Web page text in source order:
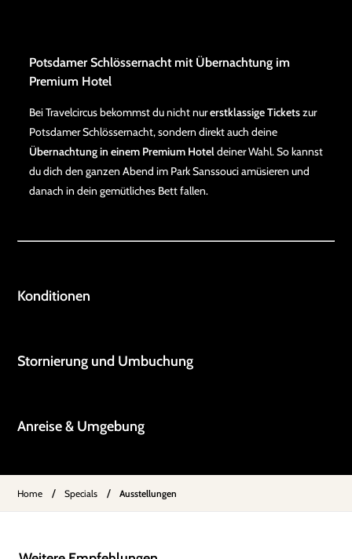
Potsdamer Schlössernacht mit Übernachtung im
Premium Hotel
Bei Travelcircus bekommst du nicht nurerstklassige Ticketszur
Potsdamer Schlössernacht, sondern direkt auch deine
Übernachtung in einem Premium Hoteldeiner Wahl. So kannst
du dich den ganzen Abend im Park Sanssouci amüsieren und
danach in dein gemütliches Bett fallen.
Konditionen
Stornierung und Umbuchung
Anreise & Umgebung
Home / Specials / Ausstellungen